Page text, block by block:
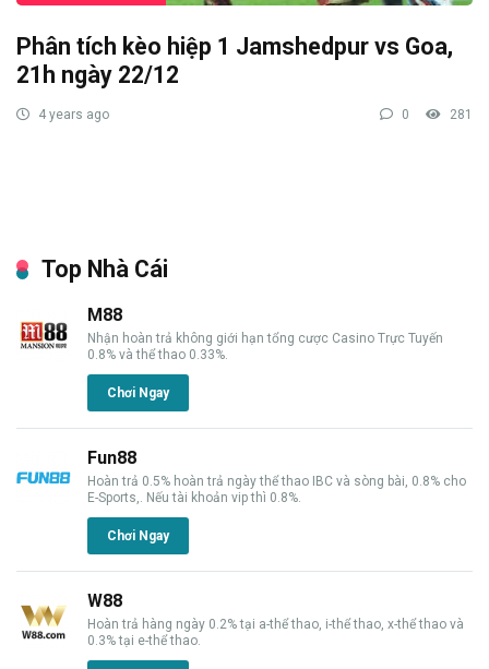
Phân tích kèo hiệp 1 Jamshedpur vs Goa,
21h ngày 22/12
4 years ago 0 281
Top Nhà Cái
M88
Nhận hoàn trả không giới hạn tổng cược Casino Trực Tuyến
0.8% và thể thao 0.33%.
Chơi Ngay
Fun88
Hoàn trả 0.5% hoàn trả ngày thể thao IBC và sòng bài, 0.8% cho
E-Sports,. Nếu tài khoản vip thì 0.8%.
Chơi Ngay
W88
Hoàn trả hàng ngày 0.2% tại a-thể thao, i-thể thao, x-thể thao và
0.3% tại e-thể thao.